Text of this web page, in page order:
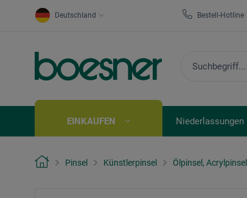
Deutschland Bestell-Hotline
EINKAUFEN Niederlassungen
Pinsel Künstlerpinsel Ölpinsel, Acrylpinsel